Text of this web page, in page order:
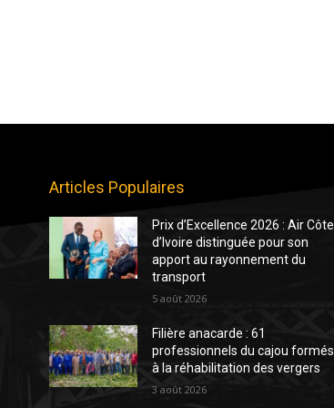
Articles Populaires
Prix d’Excellence 2026 : Air Côte
d’Ivoire distinguée pour son
apport au rayonnement du
transport
5 août 2026
Filière anacarde : 61
professionnels du cajou formés
à la réhabilitation des vergers
3 août 2026